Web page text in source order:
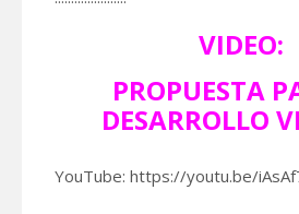
VIDEO:
PROPUESTA
DESARROLLO
YouTube: https://youtu.be/